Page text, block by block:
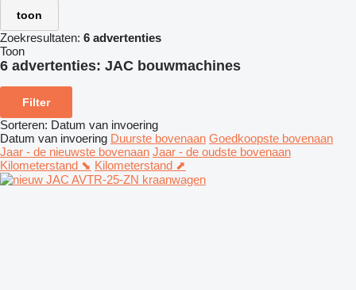
toon
Zoekresultaten: 6 advertenties
Toon
6 advertenties: JAC bouwmachines
Filter
Sorteren: Datum van invoering
Datum van invoering Duurste bovenaan Goedkoopste bovenaan
Jaar - de nieuwste bovenaan Jaar - de oudste bovenaan
Kilometerstand ⬊ Kilometerstand ⬈